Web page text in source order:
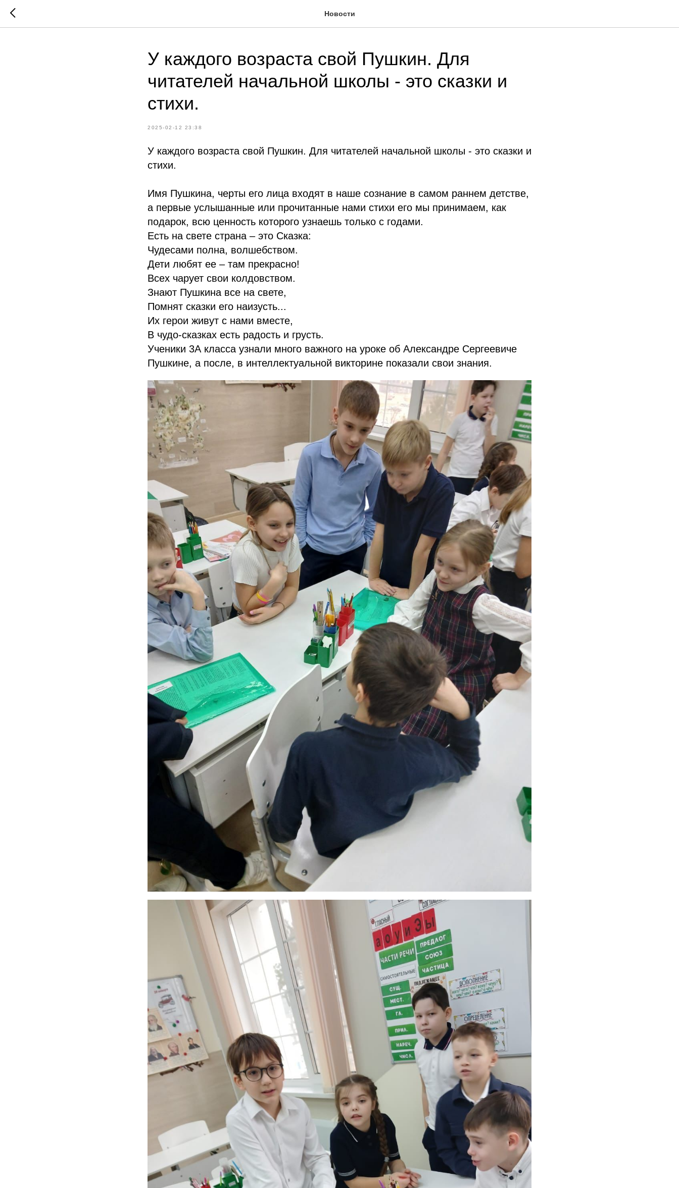
Новости
У каждого возраста свой Пушкин. Для
читателей начальной школы - это сказки и
стихи.
2025-02-12 23:38
У каждого возраста свой Пушкин. Для читателей начальной школы - это сказки и
стихи.
Имя Пушкина, черты его лица входят в наше сознание в самом раннем детстве,
а первые услышанные или прочитанные нами стихи его мы принимаем, как
подарок, всю ценность которого узнаешь только с годами.
Есть на свете страна – это Сказка:
Чудесами полна, волшебством.
Дети любят ее – там прекрасно!
Всех чарует свои колдовством.
Знают Пушкина все на свете,
Помнят сказки его наизусть...
Их герои живут с нами вместе,
В чудо-сказках есть радость и грусть.
Ученики 3А класса узнали много важного на уроке об Александре Сергеевиче
Пушкине, а после, в интеллектуальной викторине показали свои знания.